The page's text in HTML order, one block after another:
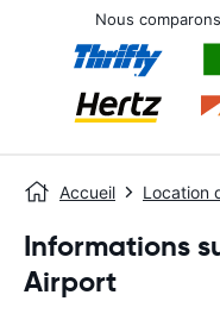
Nous
Accueil Location
Informations
Airport